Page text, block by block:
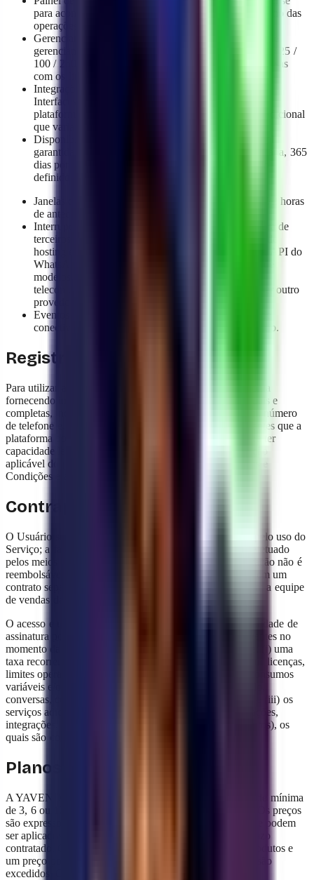
para acompanhamento e monitoramento do desempenho das
operações.
Gerenciamento de produtos e conversas: capacidade de
gerenciamento de produtos de acordo com o plano (5 / 25 /
100 / 250 / 500 / ilimitado) e gerenciamento de conversas
com os limites estabelecidos pelo plano.
Integrações e acesso API (Application Programming
Interfaces): possibilidade de integração com outras
plataformas e serviços de pagamento com um custo adicional
que varia conforme o caso.
Disponibilidade e suporte: disponibilidade operacional
garantida do serviço 24 horas por dia, 7 dias por semana, 365
dias por ano, e tempos de resposta de suporte técnico
definidos, com uptime de 99,5% mensal, excluindo:
Janelas de manutenção programada notificadas com 72 horas
de antecedência.
Interrupções causadas por provedores de infraestrutura de
terceiros, incluindo mas não se limitando a: serviços de
hosting e nuvem (AWS, Google Cloud, Azure, etc.), API do
WhatsApp Business / Meta Cloud API, provedores de
modelos de inteligência artificial, serviços de
telecomunicações, gateways de pagamento e qualquer outro
provedor externo do qual dependa o Serviço.
Eventos de força maior, ataques DDoS, problemas de
conectividade do Usuário ou ações do próprio Usuário.
Registro
Para utilizar a Plataforma, o Usuário deverá criar uma conta
fornecendo informações pessoais verdadeiras, exatas, atuais e
completas, incluindo nome completo, endereço de e-mail, número
de telefone e, se aplicável, quaisquer outros dados relevantes que a
plataforma possa exigir. Ao se registrar, o Usuário declara ter
capacidade legal para contratar, de acordo com a legislação
aplicável do país onde se encontra, e aceitar estes Termos e
Condições e a Política de Privacidade.
Contraprestação
O Usuário se compromete a pagar uma contraprestação pelo uso do
Serviço; a faturação será eletrônica e o pagamento será efetuado
pelos meios habilitados pela YAVENDIO. A contraprestação não é
reembolsável, salvo nos casos expressamente acordados em um
contrato separado para planos específicos negociados com a equipe
de vendas da YAVENDIO.
O acesso e uso da Plataforma são fornecidos sob a modalidade de
assinatura por plano aceita pelo Usuário, com tarifas vigentes no
momento da contratação. A contraprestação compreende: (i) uma
taxa recorrente (mensal, trimestral, semestral ou anual) por licenças,
limites operacionais e funcionalidades do plano; (ii) os consumos
variáveis e/ou excedentes associados ao uso (por exemplo,
conversas, contatos, armazenamento, envios em massa); e (iii) os
serviços adicionais solicitados pelo Usuário (implementações,
integrações, desenvolvimentos personalizados, treinamentos), os
quais são cotados e faturados separadamente.
Planos e limites de uso
A YAVENDIO oferece planos por assinatura com validade mínima
de 3, 6 ou 12 meses (faturamento trimestral antecipado). Os preços
são expressos em reais brasileiros (BRL), sem impostos, e podem
ser aplicados descontos escalonados de acordo com o prazo
contratado. Cada plano inclui um limite de conversas, produtos e
um preço por conversa extra quando os limites do plano são
excedidos. Conforme detalhado a seguir: